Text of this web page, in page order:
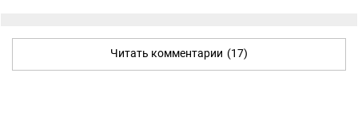
Читать комментарии (17)